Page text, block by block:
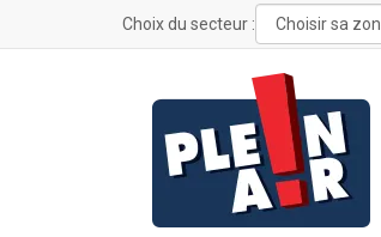
Choix du secteur :